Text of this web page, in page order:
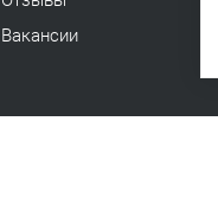
Вакансии